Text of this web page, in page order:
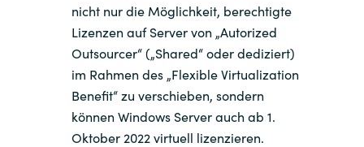
nicht nur die Möglichkeit, berechtigte
Lizenzen auf Server von „Autorized
Outsourcer“ („Shared“ oder dediziert)
im Rahmen des „Flexible Virtualization
Benefit“ zu verschieben, sondern
können Windows Server auch ab 1.
Oktober 2022 virtuell lizenzieren.